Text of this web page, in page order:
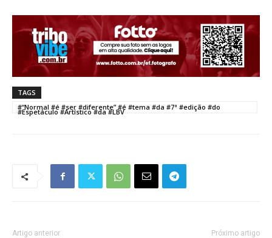
TAGS
#“Normal #é #ser #diferente” #é #tema #da #7ª #edição #do
#Espetáculo #Artístico #da #LBV
Artigo anterior Próximo artigo